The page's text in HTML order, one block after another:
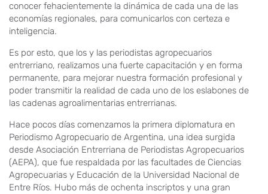
conocer fehacientemente la dinámica de cada una de las
economías regionales, para comunicarlos con certeza e
inteligencia.
Es por esto, que los y las periodistas agropecuarios
entrerriano, realizamos una fuerte capacitación y en forma
permanente, para mejorar nuestra formación profesional y
poder transmitir la realidad de cada uno de los eslabones de
las cadenas agroalimentarias entrerrianas.
Hace pocos días comenzamos la primera diplomatura en
Periodismo Agropecuario de Argentina, una idea surgida
desde Asociación Entrerriana de Periodistas Agropecuarios
(AEPA), que fue respaldada por las facultades de Ciencias
Agropecuarias y Educación de la Universidad Nacional de
Entre Ríos. Hubo más de ochenta inscriptos y una gran